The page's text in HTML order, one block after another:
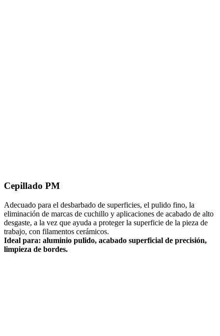
Cepillado PM
Adecuado para el desbarbado de superficies, el pulido fino, la
eliminación de marcas de cuchillo y aplicaciones de acabado de alto
desgaste, a la vez que ayuda a proteger la superficie de la pieza de
trabajo, con filamentos cerámicos.
Ideal para: aluminio pulido, acabado superficial de precisión,
limpieza de bordes.